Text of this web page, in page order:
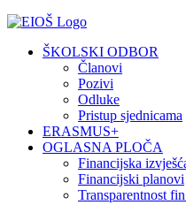
Facebook
YouTube
X
Pinterest
ŠKOLSKI ODBOR
Članovi
Pozivi
Odluke
Pristup sjednicama
ERASMUS+
OGLASNA PLOČA
Financijska
Financijski planovi
Transparentnost